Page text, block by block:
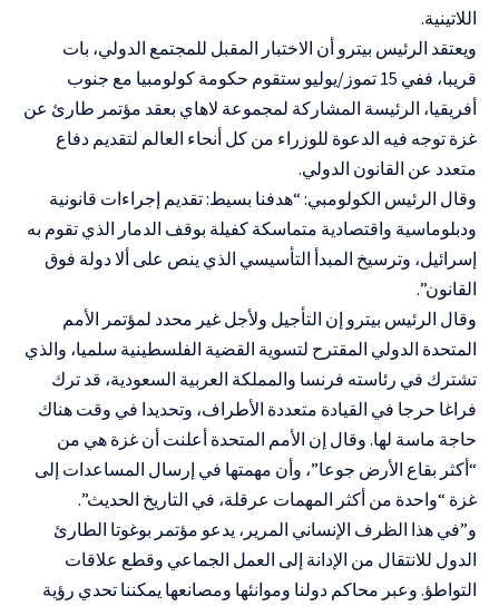
اللاتينية.
ويعتقد الرئيس بيترو أن الاختبار المقبل للمجتمع الدولي، بات
قريبا، ففي 15 تموز/يوليو ستقوم حكومة كولومبيا مع جنوب
أفريقيا، الرئيسة المشاركة لمجموعة لاهاي بعقد مؤتمر طارئ عن
غزة توجه فيه الدعوة للوزراء من كل أنحاء العالم لتقديم دفاع
متعدد عن القانون الدولي.
وقال الرئيس الكولومبي: “هدفنا بسيط: تقديم إجراءات قانونية
ودبلوماسية واقتصادية متماسكة كفيلة بوقف الدمار الذي تقوم به
إسرائيل، وترسيخ المبدأ التأسيسي الذي ينص على ألا دولة فوق
القانون”.
وقال الرئيس بيترو إن التأجيل ولأجل غير محدد لمؤتمر الأمم
المتحدة الدولي المقترح لتسوية القضية الفلسطينية سلميا، والذي
تشترك في رئاسته فرنسا والمملكة العربية السعودية، قد ترك
فراغا حرجا في القيادة متعددة الأطراف، وتحديدا في وقت هناك
حاجة ماسة لها. وقال إن الأمم المتحدة أعلنت أن غزة هي من
“أكثر بقاع الأرض جوعا”، وأن مهمتها في إرسال المساعدات إلى
غزة “واحدة من أكثر المهمات عرقلة، في التاريخ الحديث”.
و”في هذا الظرف الإنساني المرير، يدعو مؤتمر بوغوتا الطارئ
الدول للانتقال من الإدانة إلى العمل الجماعي وقطع علاقات
التواطؤ. وعبر محاكم دولنا وموانئها ومصانعها يمكننا تحدي رؤية